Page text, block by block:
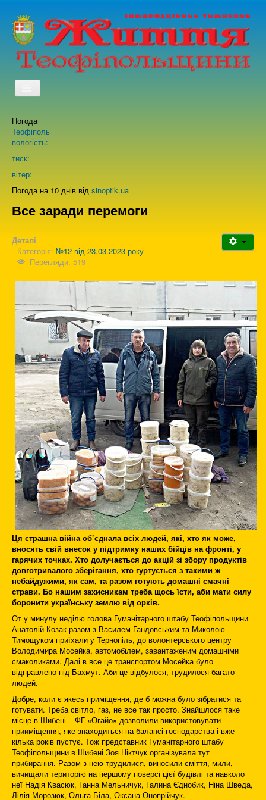
TPL_PROTOSTAR_TOGGLE_MENU
Про нас
Погода
Теофіполь
вологість:
тиск:
вітер:
Погода на 10 днів від sinoptik.ua
Все заради перемоги
Деталі
Категорія: №12 від 23.03.2023 року
Перегляди: 519
Ця страшна війна об’єднала всіх людей, які, хто як може,
вносять свій внесок у підтримку наших бійців на фронті, у
гарячих точках. Хто долучається до акцій зі збору продуктів
довготривалого зберігання, хто гуртується з такими ж
небайдужими, як сам, та разом готують домашні смачні
страви. Бо нашим захисникам треба щось їсти, аби мати силу
боронити українську землю від орків.
От у минулу неділю голова Гуманітарного штабу Теофіпольщини
Анатолій Козак разом з Василем Гандовським та Миколою
Тимощуком приїхали у Тернопіль, до волонтерського центру
Володимира Мосейка, автомобілем, завантаженим домашніми
смаколиками. Далі в все це транспортом Мосейка було
відправлено під Бахмут. Аби це відбулося, трудилося багато
людей.
Добре, коли є якесь приміщення, де б можна було зібратися та
готувати. Треба світло, газ, не все так просто. Знайшлося таке
місце в Шибені – ФГ «Огайо» дозволили використовувати
прииміщення, яке знаходиться на балансі господарства і вже
кілька років пустує. Тож представник Гуманітарного штабу
Теофіпольщини в Шибені Зоя Ніктчук організувала тут
прибирання. Разом з нею трудилися, виносили сміття, мили,
вичищали територію на першому поверсі цієї будівлі та навколо
неї Надія Квасюк, Ганна Мельничук, Галина Єднобик, Ніна Шведа,
Лілія Морозюк, Ольга Біла, Оксана Онопрійчук.